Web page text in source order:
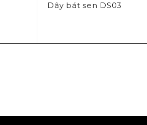
Dây bát sen DS03